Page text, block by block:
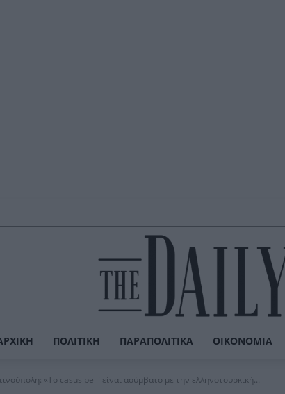
ΠΟΛΙΤΙΚΉ ΠΑΡΑΠΟΛΙΤΙΚΆ ΟΙΚΟΝΟΜΊΑ
«Το casus belli είναι ασύμβατο με την ελληνοτουρκική...